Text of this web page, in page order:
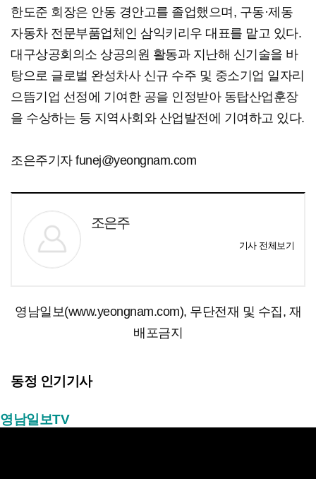
한도준 회장은 안동 경안고를 졸업했으며, 구동·제동
자동차 전문부품업체인 삼익키리우 대표를 맡고 있다.
대구상공회의소 상공의원 활동과 지난해 신기술을 바
탕으로 글로벌 완성차사 신규 수주 및 중소기업 일자리
으뜸기업 선정에 기여한 공을 인정받아 동탑산업훈장
을 수상하는 등 지역사회와 산업발전에 기여하고 있다.
조은주기자 funej@yeongnam.com
조은주
기사 전체보기
영남일보(www.yeongnam.com), 무단전재 및 수집, 재
배포금지
동정 인기기사
영남일보TV